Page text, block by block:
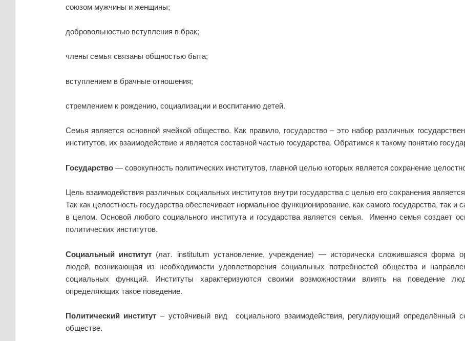
союзом мужчины и женщины;
добровольностью вступления в брак;
члены семья связаны общностью быта;
вступлением в брачные отношения;
стремлением к рождению, социализации и воспитанию детей.
Семья является основной ячейкой общество. Как правило, государство – это набор различных
институтов, их взаимодействие и является составной частью государства. Обратимся к такому понятию
Государство— совокупность политических институтов, главной целью которых является сохранение
Цель взаимодействия различных социальных институтов внутри государства с целью его сохранения
Так как целостность государства обеспечивает нормальное функционирование, как самого государства, так
в целом. Основой любого социального института и государства является семья. Именно семья создает
политических институтов.
Социальный институт(лат. institutum установление, учреждение) — исторически сложившаяся форма
людей, возникающая из необходимости удовлетворения социальных потребностей общества и
социальных функций. Институты характеризуются своими возможностями влиять на поведение
определяющих такое поведение.
Политический институт – устойчивый вид социального взаимодействия, регулирующий определённый
обществе.